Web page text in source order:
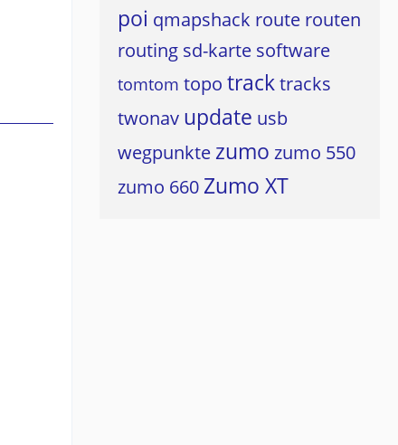
poi qmapshack route routen
routing sd-karte software
tomtom topo tracktracks
twonav update usb
wegpunkte zumo zumo 550
zumo 660 Zumo XT